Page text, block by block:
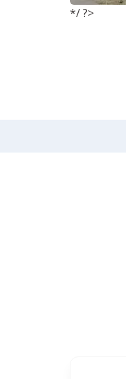
*/ ?>